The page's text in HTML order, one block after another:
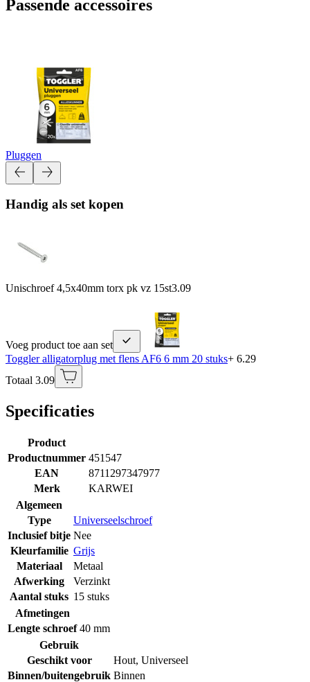
Passende accessoires
Pluggen
Handig als set kopen
Unischroef 4,5x40mm torx pk vz 15st3.09
Voeg product toe aan set
Toggler alligatorplug met flens AF6 6 mm 20 stuks+ 6.29
Totaal 3.09
Specificaties
Product
Productnummer 451547
EAN
8711297347977
Merk
KARWEI
Algemeen
Type
Universeelschroef
Inclusief bitje Nee
Kleurfamilie Grijs
Materiaal
Metaal
Afwerking
Verzinkt
Aantal stuks 15 stuks
Afmetingen
Lengte schroef 40 mm
Gebruik
Geschikt voor
Hout, Universeel
Binnen/buitengebruik Binnen